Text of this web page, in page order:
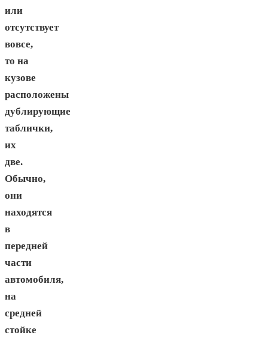
или
отсутствует
вовсе,
то на
кузове
расположены
дублирующие
таблички,
их
две.
Обычно,
они
находятся
в
передней
части
автомобиля,
на
средней
стойке